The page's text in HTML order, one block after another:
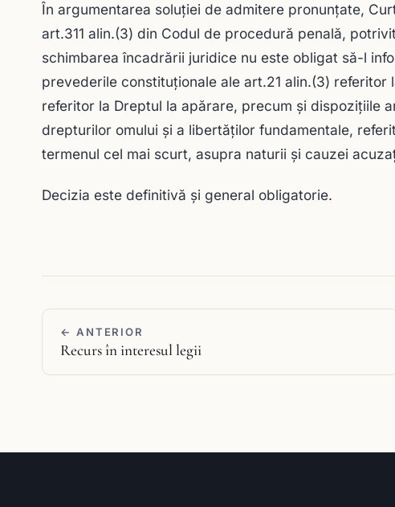
În argumentarea soluţiei de admitere pronunţate,
art.311 alin.(3) din Codul de procedură penală,
schimbarea încadrării juridice nu este obligat să-l
prevederile constituţionale ale art.21 alin.(3)
referitor la Dreptul la apărare, precum şi dispoziţiile
drepturilor omului şi a libertăţilor fundamentale,
termenul cel mai scurt, asupra naturii şi cauzei
Decizia este definitivă și general obligatorie.
← ANTERIOR
Recurs în interesul legii